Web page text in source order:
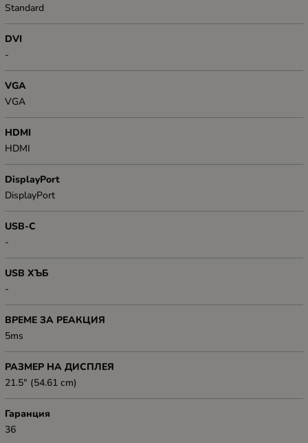
Standard
DVI
-
VGA
VGA
HDMI
HDMI
DisplayPort
DisplayPort
USB-C
-
USB ХЪБ
-
ВРЕМЕ ЗА РЕАКЦИЯ
5ms
РАЗМЕР НА ДИСПЛЕЯ
21.5" (54.61 cm)
Гаранция
36